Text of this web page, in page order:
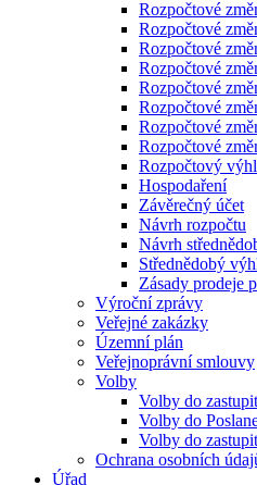
Rozpočtové
Rozpočtové
Rozpočtové
Rozpočtové
Rozpočtové
Rozpočtové
Rozpočtové
Rozpočtové
Rozpočtový
Hospodaření
Závěrečný účet
Návrh rozpočtu
Návrh
Střednědobý
Zásady prodeje
Výroční zprávy
Veřejné zakázky
Územní plán
Veřejnoprávní smlouvy
Volby
Volby do
Volby do
Volby do
Ochrana osobních
Úřad